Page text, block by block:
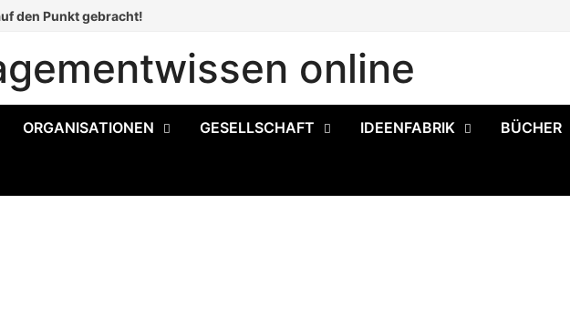
den Punkt gebracht!
online
ORGANISATIONEN GESELLSCHAFT IDEENFABRIK BÜCHER